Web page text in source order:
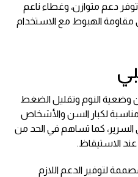
دعم متوازن، وغطاء ناعم
مقاومة الهبوط مع الاستخدام
وضعية النوم وتقليل الضغط
لكبار السن والأشخاص
كما تساهم في الحد من
الاستيقاظ.
لتوفير الدعم اللازم